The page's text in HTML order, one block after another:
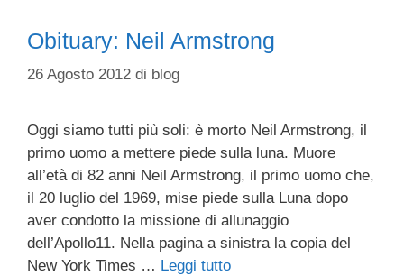
Obituary: Neil Armstrong
26 Agosto 2012 di blog
Oggi siamo tutti più soli: è morto Neil Armstrong, il
primo uomo a mettere piede sulla luna. Muore
all’età di 82 anni Neil Armstrong, il primo uomo che,
il 20 luglio del 1969, mise piede sulla Luna dopo
aver condotto la missione di allunaggio
dell’Apollo11. Nella pagina a sinistra la copia del
New York Times … Leggi tutto